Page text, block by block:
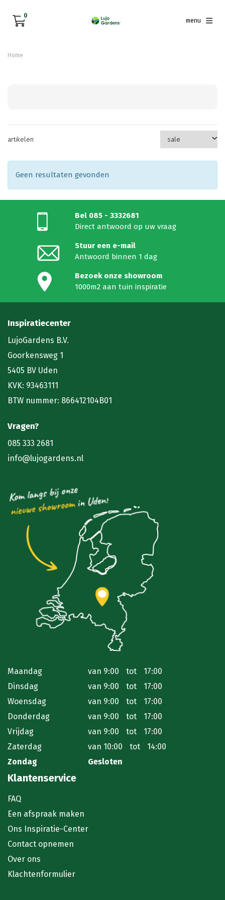
0
menu
Home
artikelen
Geen resultaten gevonden
Bel 085 - 3332681
Direct antwoord op uw vraag
Stuur een e-mail
Antwoord binnen 1 dag
Bezoek onze showroom
1000m2 aan tuin inspiratie
Inspiratiecenter
LujoGardens B.V.
Goorkensweg 1
5405 BV Uden
KVK: 93463111
BTW nummer: 866412104B01
Vragen?
085 333 2681
info@lujogardens.nl
Maandag van 9:00 tot
17:00
Dinsdag
van 9:00 tot
17:00
Woensdag
van 9:00 tot
17:00
Donderdag
van 9:00 tot
17:00
Vrijdag
van 9:00 tot
17:00
Zaterdag
van 10:00 tot
14:00
Zondag
Gesloten
Klantenservice
FAQ
Een afspraak maken
Ons Inspiratie-Center
Contact opnemen
Over ons
Klachtenformulier